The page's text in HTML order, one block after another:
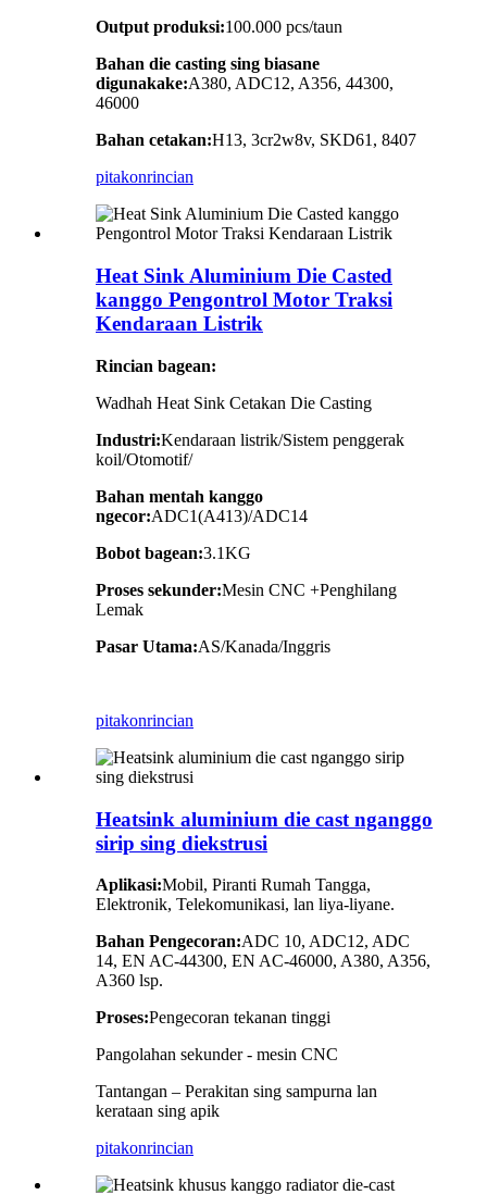
Output produksi:100.000 pcs/taun
Bahan die casting sing biasane
digunakake:A380, ADC12, A356, 44300,
46000
Bahan cetakan:H13, 3cr2w8v, SKD61, 8407
pitakonrincian
Heat Sink Aluminium Die Casted
kanggo Pengontrol Motor Traksi
Kendaraan Listrik
Rincian bagean:
Wadhah Heat Sink Cetakan Die Casting
Industri:Kendaraan listrik/Sistem penggerak
koil/Otomotif/
Bahan mentah kanggo
ngecor:ADC1(A413)/ADC14
Bobot bagean:3.1KG
Proses sekunder:Mesin CNC +Penghilang
Lemak
Pasar Utama:AS/Kanada/Inggris
pitakonrincian
Heatsink aluminium die cast nganggo
sirip sing diekstrusi
Aplikasi:Mobil, Piranti Rumah Tangga,
Elektronik, Telekomunikasi, lan liya-liyane.
Bahan Pengecoran:ADC 10, ADC12, ADC
14, EN AC-44300, EN AC-46000, A380, A356,
A360 lsp.
Proses:Pengecoran tekanan tinggi
Pangolahan sekunder - mesin CNC
Tantangan – Perakitan sing sampurna lan
kerataan sing apik
pitakonrincian